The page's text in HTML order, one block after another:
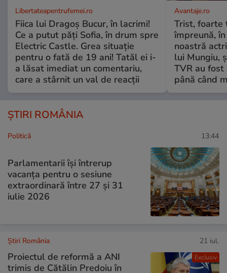
Libertateapentrufemei.ro
Fiica lui Dragoș Bucur, în lacrimi!
Ce a putut păți Sofia, în drum spre
Electric Castle. Grea situație
pentru o fată de 19 ani! Tatăl ei i-
a lăsat imediat un comentariu,
care a stârnit un val de reacții
Avantaje.ro
Trist, foarte
împreună,
noastră
lui Mungiu,
TVR au
până când
ȘTIRI ROMÂNIA
Politică 13:44
Parlamentarii își întrerup
vacanța pentru o sesiune
extraordinară între 27 și 31
iulie 2026
Exclusiv
Știri România 21 iul.
Proiectul de reformă a ANI
trimis de Cătălin Predoiu în